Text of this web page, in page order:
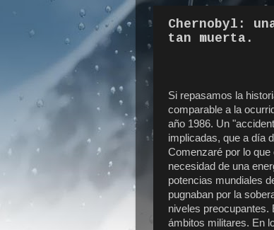
Chernobyl:
tan muerta.
Si repasamos la
comparable a la
año 1986. Un
implicadas, que a día
Comenzaré por lo
necesidad de una
potencias mundiales
pugnaban por la
niveles preocupantes.
ámbitos militares. En